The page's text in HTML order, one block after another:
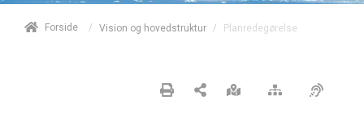
Forside / Vision og hovedstruktur / Planredegørelse